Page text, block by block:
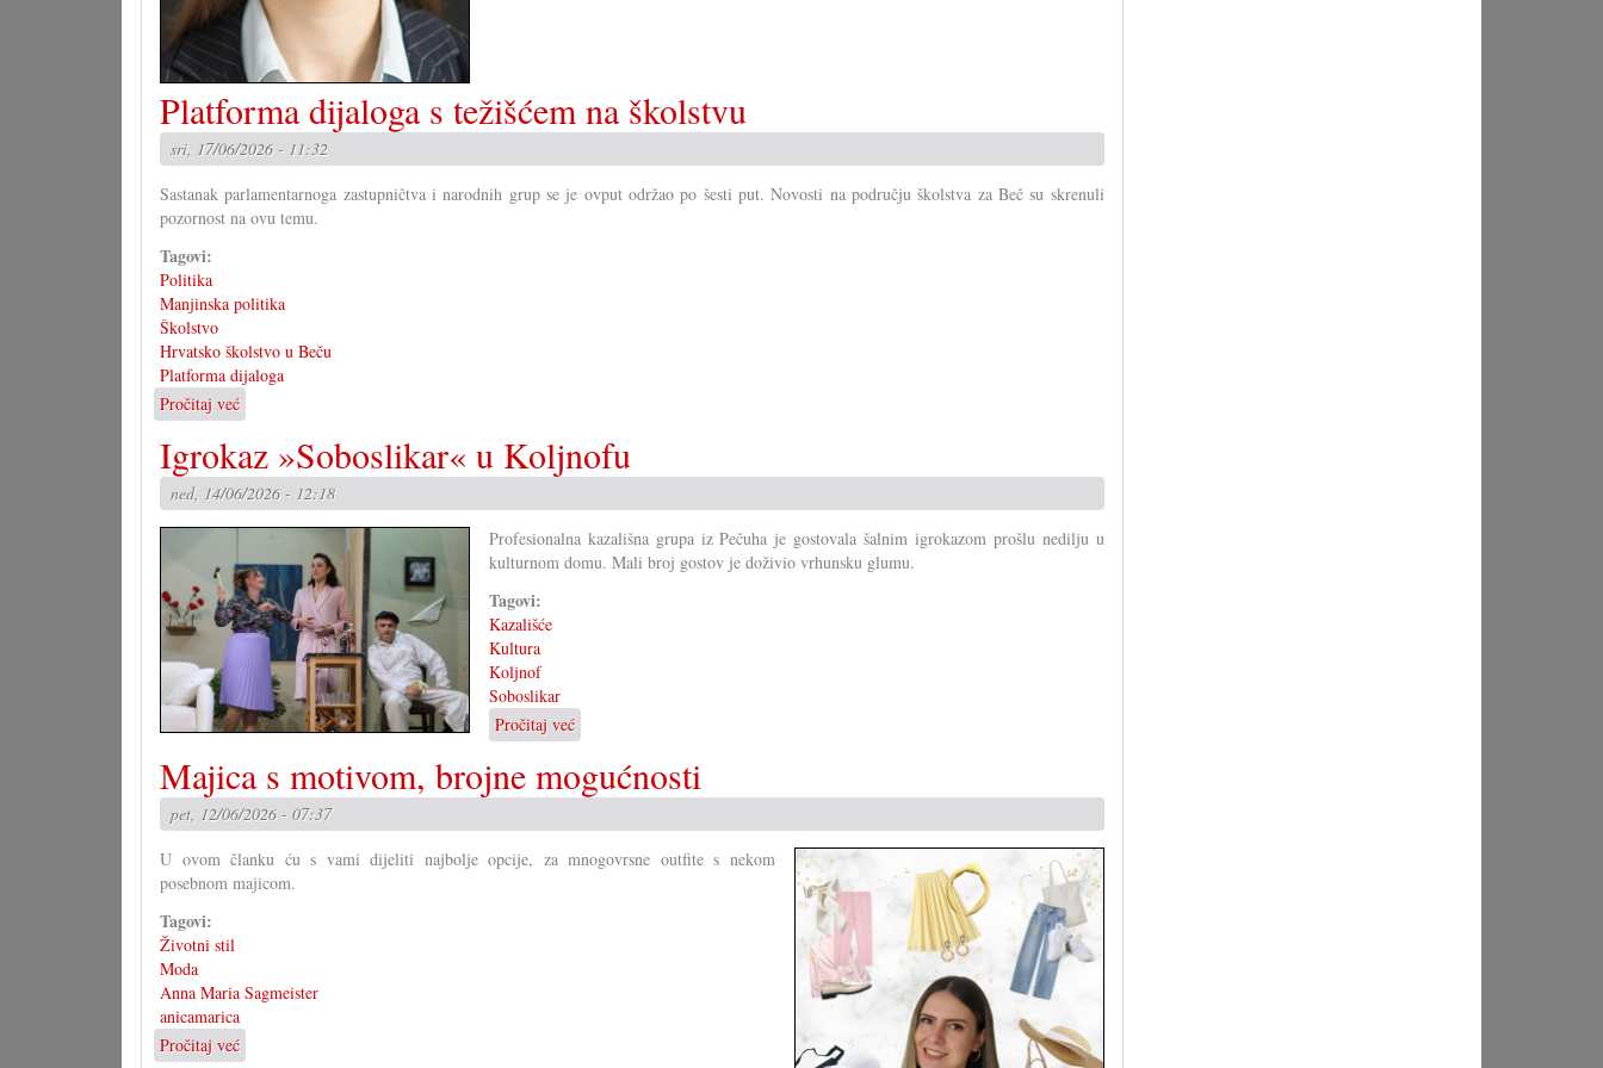
Platforma dijaloga s težišćem na školstvu
sri, 17/06/2026 - 11:32
Sastanak parlamentarnoga zastupničtva i narodnih grup se je ovput održao po šesti put. Novosti na području školstva za Beč su skrenuli
pozornost na ovu temu.
Tagovi:
Politika
Manjinska politika
Školstvo
Hrvatsko školstvo u Beču
Platforma dijaloga
Pročitaj već
Platforma
dijaloga
s
težišćem
na
Igrokaz »Soboslikar« u Koljnofu
ned, 14/06/2026 - 12:18
Profesionalna kazališna grupa iz Pečuha je gostovala šalnim igrokazom prošlu nedilju u
kulturnom domu. Mali broj gostov je doživio vrhunsku glumu.
Tagovi:
Kazališće
Kultura
Koljnof
Soboslikar
Pročitaj već
Igrokaz
»Soboslikar«
u
Majica s motivom, brojne mogućnosti
pet, 12/06/2026 - 07:37
U ovom članku ću s vami dijeliti najbolje opcije, za mnogovrsne outfite s nekom
posebnom majicom.
Tagovi:
Životni stil
Moda
Anna Maria Sagmeister
anicamarica
Pročitaj već